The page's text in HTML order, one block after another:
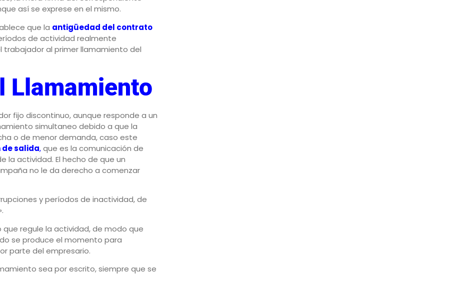
así se exprese en el mismo.
que la antigüedad del contrato
de actividad realmente
trabajador al primer llamamiento del
Llamamiento
fijo discontinuo, aunque responde a un
simultaneo debido a que la
o de menor demanda, caso este
de salida,que es la comunicación de
la actividad. El hecho de que un
no le da derecho a comenzar
y períodos de inactividad, de
regule la actividad, de modo que
se produce el momento para
parte del empresario.
sea por escrito, siempre que se